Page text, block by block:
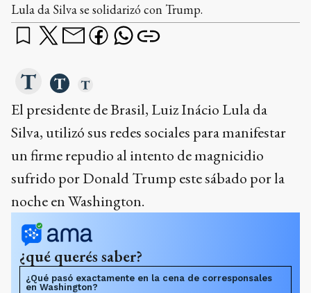
Lula da Silva se solidarizó con Trump.
El presidente de Brasil, Luiz Inácio Lula da
Silva, utilizó sus redes sociales para manifestar
un firme repudio al intento de magnicidio
sufrido por Donald Trump este sábado por la
noche en Washington.
¿qué querés saber?
¿Qué pasó exactamente en la cena de corresponsales
en Washington?